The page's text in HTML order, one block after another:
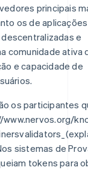
principais
os de
e
comunidade ativa
e capacidade de
os participantes
sistemas de
tokens para